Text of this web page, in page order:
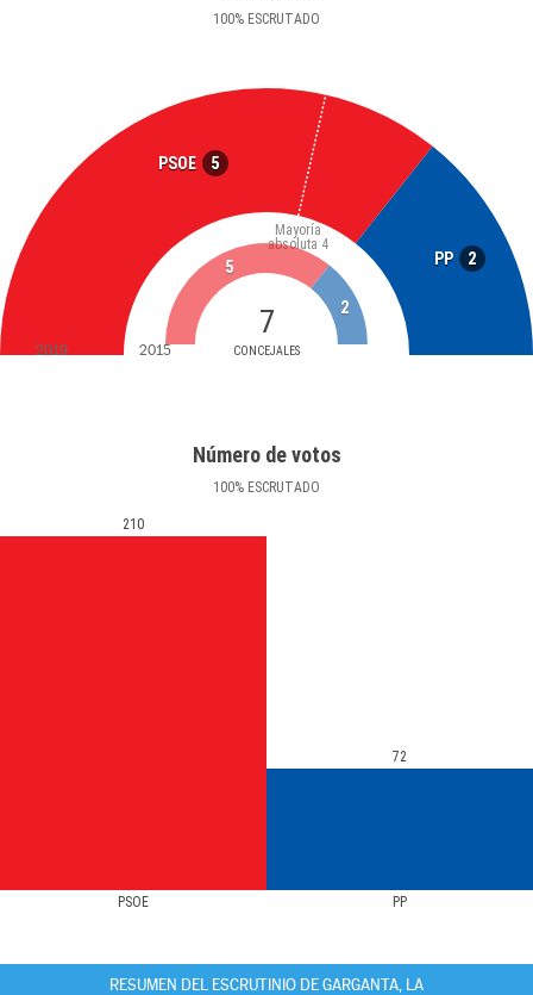
100% ESCRUTADO
PSOE 5
PP 2
7
CONCEJALES
Mayoría
absoluta 4
5
2
2019 2015
Número de votos
100% ESCRUTADO
PSOE PP
210
72
RESUMEN DEL ESCRUTINIO DE GARGANTA, LA